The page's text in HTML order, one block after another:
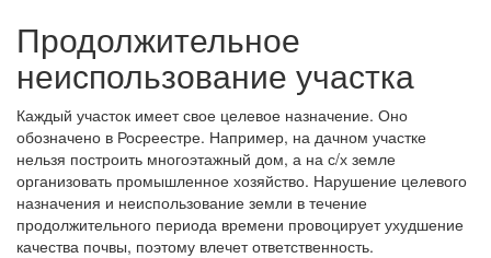
Продолжительное
неиспользование участка
Каждый участок имеет свое целевое назначение. Оно
обозначено в Росреестре. Например, на дачном участке
нельзя построить многоэтажный дом, а на с/х земле
организовать промышленное хозяйство. Нарушение целевого
назначения и неиспользование земли в течение
продолжительного периода времени провоцирует ухудшение
качества почвы, поэтому влечет ответственность.